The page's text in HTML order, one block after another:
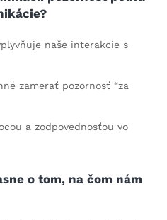
naše interakcie s
zamerať pozornosť “za
a zodpovednosťou vo
o tom, na čom nám